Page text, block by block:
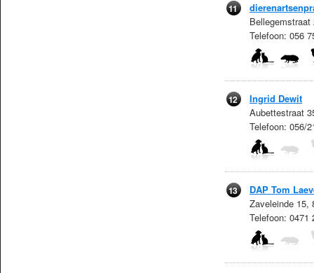
11
Bellegemstraat
Telefoon: 056
12
Ingrid Dewit
Aubettestraat
Telefoon: 056/
13
DAP Tom
Zaveleinde 15,
Telefoon: